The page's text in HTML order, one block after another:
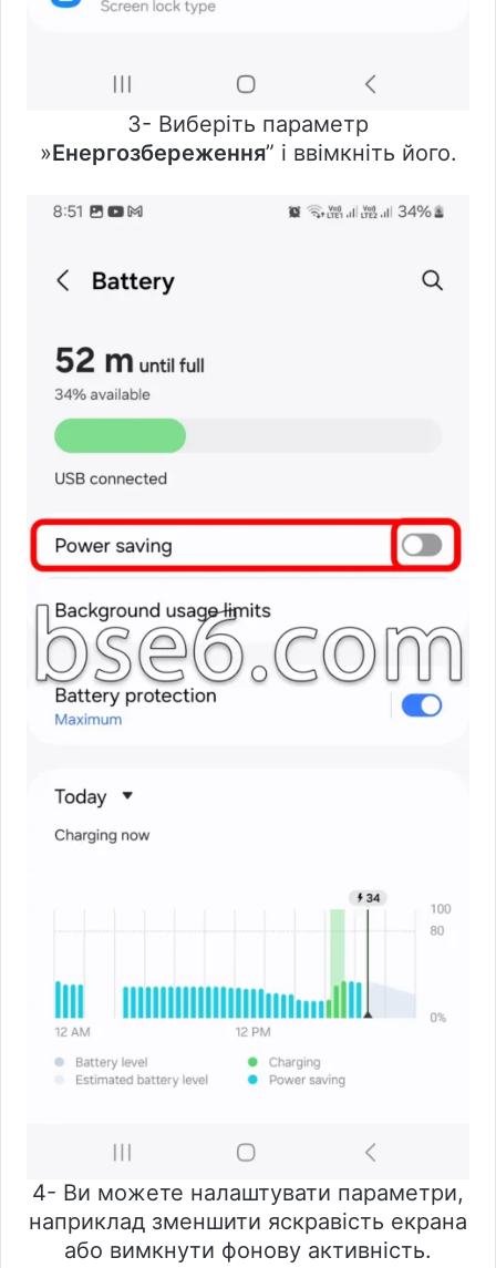
3- Виберіть параметр
»Енергозбереження” і ввімкніть його.
4- Ви можете налаштувати параметри,
наприклад зменшити яскравість екрана
або вимкнути фонову активність.